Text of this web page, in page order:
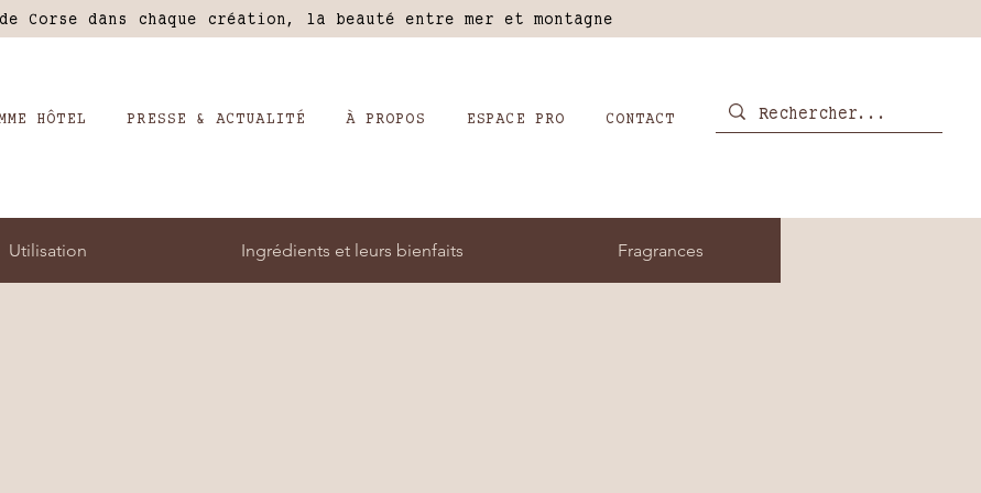
Corse dans chaque création, la beauté entre mer et montagne
HÔTEL PRESSE & ACTUALITÉ À PROPOS ESPACE PRO CONTACT
Utilisation Ingrédients et leurs bienfaits Fragrances